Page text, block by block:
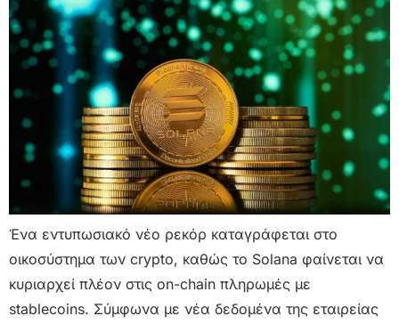
Ένα εντυπωσιακό νέο ρεκόρ καταγράφεται στο
οικοσύστημα των crypto, καθώς το Solana φαίνεται να
κυριαρχεί πλέον στις on-chain πληρωμές με
stablecoins. Σύμφωνα με νέα δεδομένα της εταιρείας